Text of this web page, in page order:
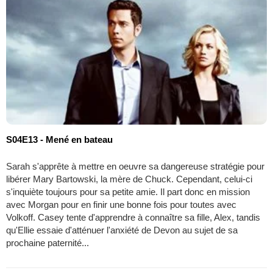
S04E13 - Mené en bateau
Sarah s'apprête à mettre en oeuvre sa dangereuse stratégie pour
libérer Mary Bartowski, la mère de Chuck. Cependant, celui-ci
s'inquiète toujours pour sa petite amie. Il part donc en mission
avec Morgan pour en finir une bonne fois pour toutes avec
Volkoff. Casey tente d'apprendre à connaître sa fille, Alex, tandis
qu'Ellie essaie d'atténuer l'anxiété de Devon au sujet de sa
prochaine paternité...